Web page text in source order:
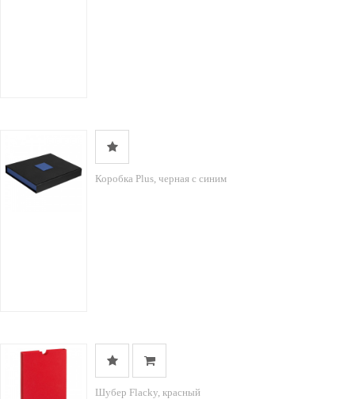
Коробка Plus, черная с синим
Шубер Flacky, красный